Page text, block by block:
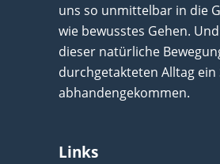
uns so unmittelbar in die
wie bewusstes Gehen.
dieser natürliche
durchgetakteten Alltag ein
abhandengekommen.
Links